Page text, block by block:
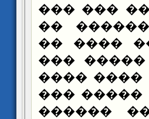
��� ���
���
�����
���� ���
������ ��
�� ����
���� ���